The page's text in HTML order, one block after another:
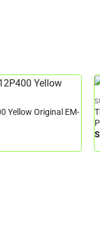
Yellow Original EM-